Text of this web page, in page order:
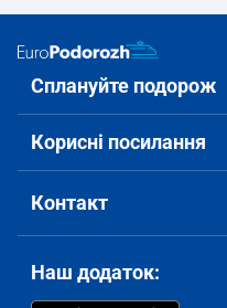
Сплануйте подорож
Корисні посилання
Контакт
Наш додаток: